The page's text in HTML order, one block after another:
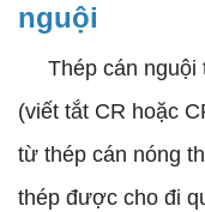
nguội
Thép cán nguội
(viết tắt CR hoặc
từ thép cán nóng
thép được cho đi